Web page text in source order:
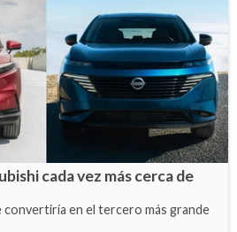
cada vez más cerca de
convertiría en el tercero más grande